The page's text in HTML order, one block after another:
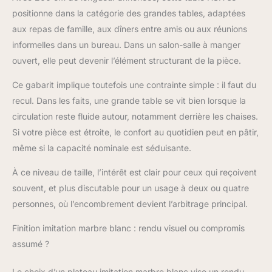
excellent ajout à
différents styles de
une pièce maîtresse
idéale pour tout espace
salle à manger pour 6-
8 : cette grande table
de salle à manger
dimension globale de
200,00 cm L x 92,00
offre beaucoup
d'espace pour une
grande famille de 6-8
profiter d'un repas
positionne dans la catégorie des grandes tables, adaptées
aux repas de famille, aux dîners entre amis ou aux réunions
informelles dans un bureau. Dans un salon-salle à manger
ouvert, elle peut devenir l’élément structurant de la pièce.
Ce gabarit implique toutefois une contrainte simple : il faut du
recul. Dans les faits, une grande table se vit bien lorsque la
circulation reste fluide autour, notamment derrière les chaises.
Si votre pièce est étroite, le confort au quotidien peut en pâtir,
même si la capacité nominale est séduisante.
À ce niveau de taille, l’intérêt est clair pour ceux qui reçoivent
souvent, et plus discutable pour un usage à deux ou quatre
personnes, où l’encombrement devient l’arbitrage principal.
Finition imitation marbre blanc : rendu visuel ou compromis
assumé ?